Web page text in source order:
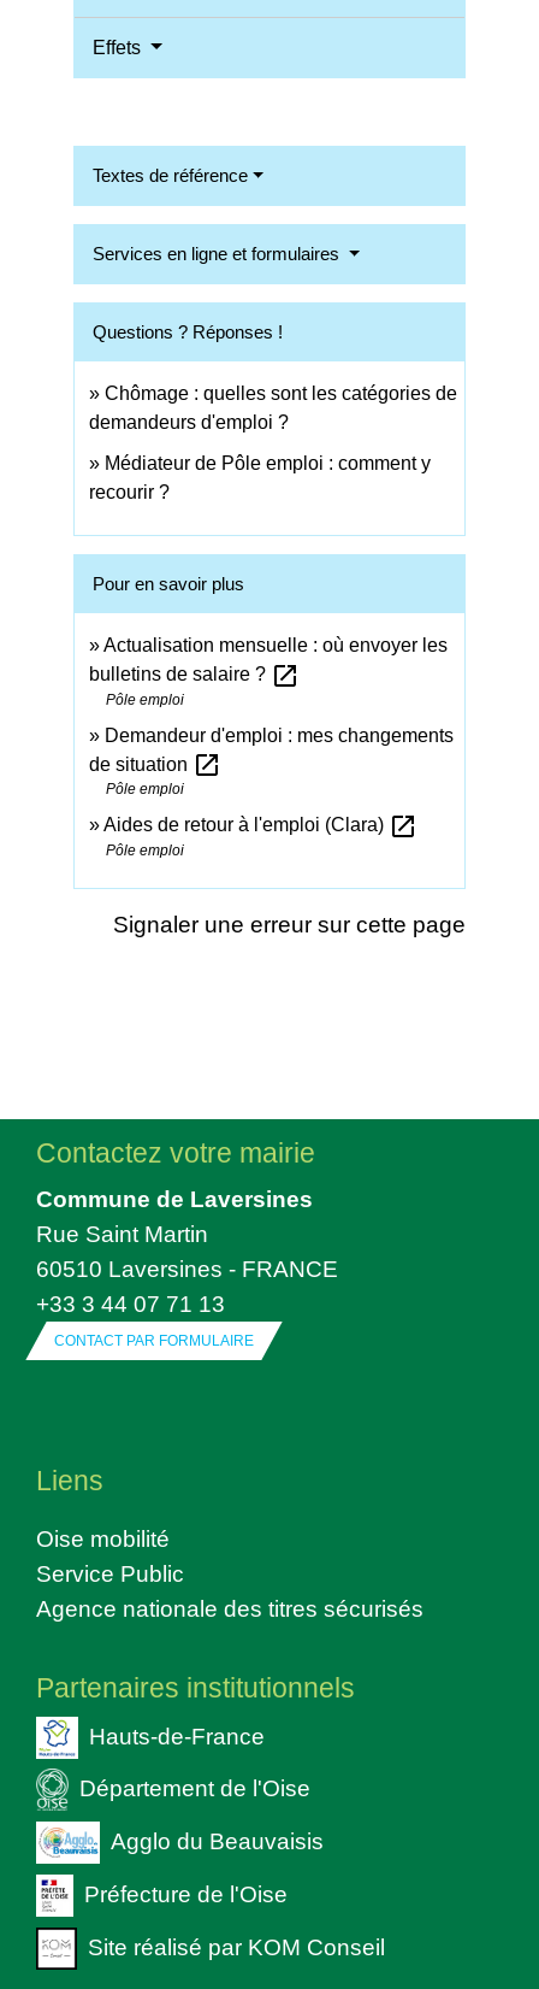
Effets
Textes de référence
Services en ligne et formulaires
Questions ? Réponses !
Chômage : quelles sont les catégories de
demandeurs d'emploi ?
Médiateur de Pôle emploi : comment y
recourir ?
Pour en savoir plus
Actualisation mensuelle : où envoyer les
bulletins de salaire ? open_in_new
Pôle emploi
Demandeur d'emploi : mes changements
de situation open_in_new
Pôle emploi
Aides de retour à l'emploi (Clara) open_in_new
Pôle emploi
Signaler une erreur sur cette page
Contactez votre mairie
Commune de Laversines
Rue Saint Martin
60510 Laversines - FRANCE
+33 3 44 07 71 13
CONTACT PAR FORMULAIRE
Liens
Oise mobilité
Service Public
Agence nationale des titres sécurisés
Partenaires institutionnels
Hauts-de-France
Département de l'Oise
Agglo du Beauvaisis
Préfecture de l'Oise
Site réalisé par KOM Conseil